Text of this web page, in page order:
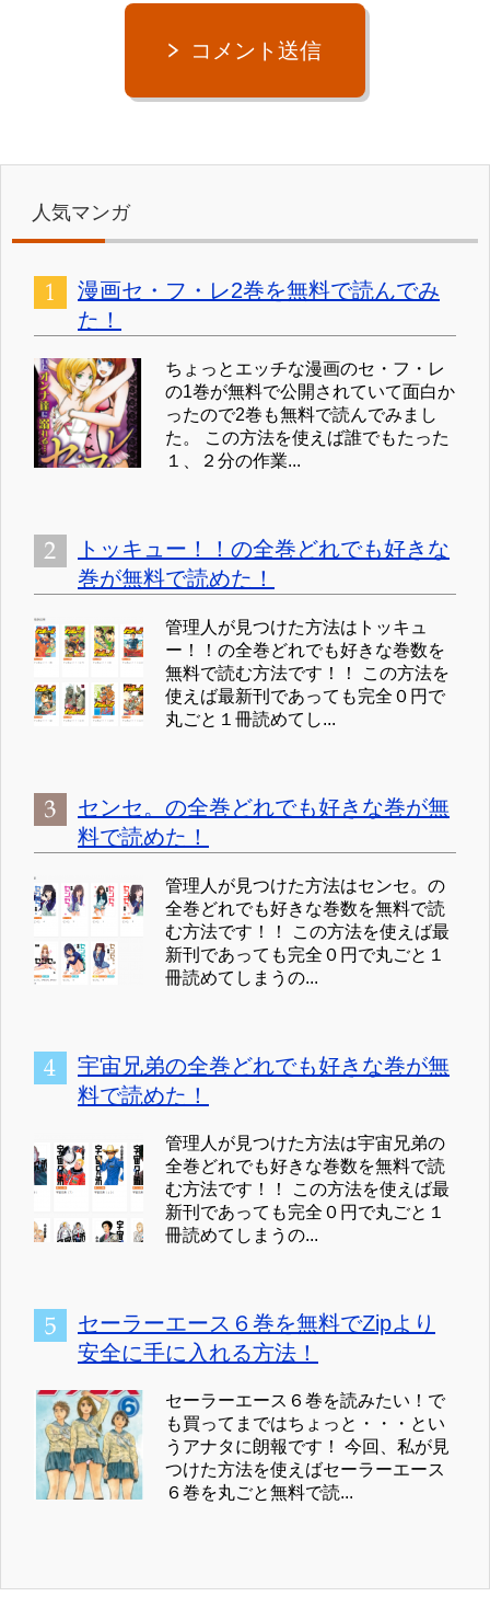
コメント送信
人気マンガ
漫画セ・フ・レ2巻を無料で読んでみ
た！
ちょっとエッチな漫画のセ・フ・レ
の1巻が無料で公開されていて面白か
ったので2巻も無料で読んでみまし
た。 この方法を使えば誰でもたった
１、２分の作業...
トッキュー！！の全巻どれでも好きな
巻が無料で読めた！
管理人が見つけた方法はトッキュ
ー！！の全巻どれでも好きな巻数を
無料で読む方法です！！ この方法を
使えば最新刊であっても完全０円で
丸ごと１冊読めてし...
センセ。の全巻どれでも好きな巻が無
料で読めた！
管理人が見つけた方法はセンセ。の
全巻どれでも好きな巻数を無料で読
む方法です！！ この方法を使えば最
新刊であっても完全０円で丸ごと１
冊読めてしまうの...
宇宙兄弟の全巻どれでも好きな巻が無
料で読めた！
管理人が見つけた方法は宇宙兄弟の
全巻どれでも好きな巻数を無料で読
む方法です！！ この方法を使えば最
新刊であっても完全０円で丸ごと１
冊読めてしまうの...
セーラーエース６巻を無料でZipより
安全に手に入れる方法！
セーラーエース６巻を読みたい！で
も買ってまではちょっと・・・とい
うアナタに朗報です！ 今回、私が見
つけた方法を使えばセーラーエース
６巻を丸ごと無料で読...